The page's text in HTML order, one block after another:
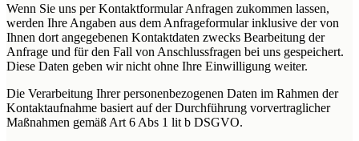
Wenn Sie uns per Kontaktformular Anfragen zukommen lassen,
werden Ihre Angaben aus dem Anfrageformular inklusive der von
Ihnen dort angegebenen Kontaktdaten zwecks Bearbeitung der
Anfrage und für den Fall von Anschlussfragen bei uns gespeichert.
Diese Daten geben wir nicht ohne Ihre Einwilligung weiter.
Die Verarbeitung Ihrer personenbezogenen Daten im Rahmen der
Kontaktaufnahme basiert auf der Durchführung vorvertraglicher
Maßnahmen gemäß Art 6 Abs 1 lit b DSGVO.